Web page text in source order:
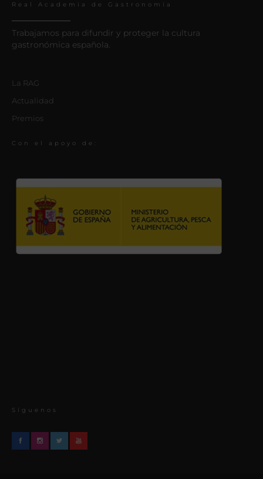
Real Academia de Gastronomía
Trabajamos para difundir y proteger la cultura
gastronómica española.
La RAG
Actualidad
Premios
Con el apoyo de:
Síguenos